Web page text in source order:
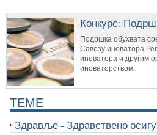
Конкурс:
Подршка обухвата
Савезу иноватора
иноватора и другим
иноваторством.
TEME
Здравље - Здравствено